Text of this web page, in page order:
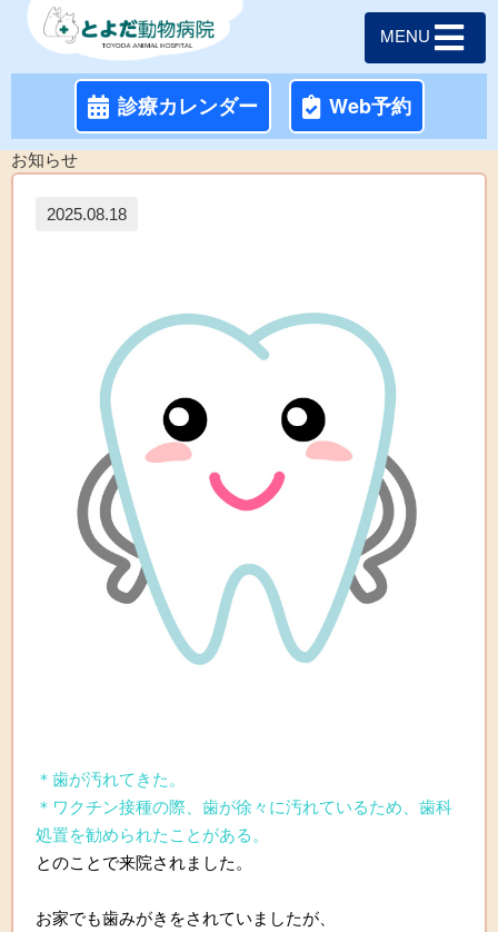
診療カレンダー Web予約
MENU
お知らせ
2025.08.18
＊歯が汚れてきた。
＊ワクチン接種の際、歯が徐々に汚れているため、歯科
処置を勧められたことがある。
とのことで来院されました。
お家でも歯みがきをされていましたが、